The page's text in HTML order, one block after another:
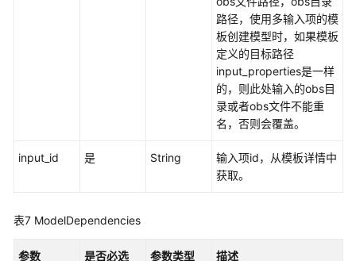
管
务
路径，使用多输入项的模
板创建模型时，如果模板
定义的目标路径
input_properties是一样
的，则此处输入的obs目
录或者obs文件不能重
名，否则会覆盖。
input_id 是 String
输入项id，从模板详情中
获取。
表7 ModelDependencies
参数 是否必选 参数类型 描述